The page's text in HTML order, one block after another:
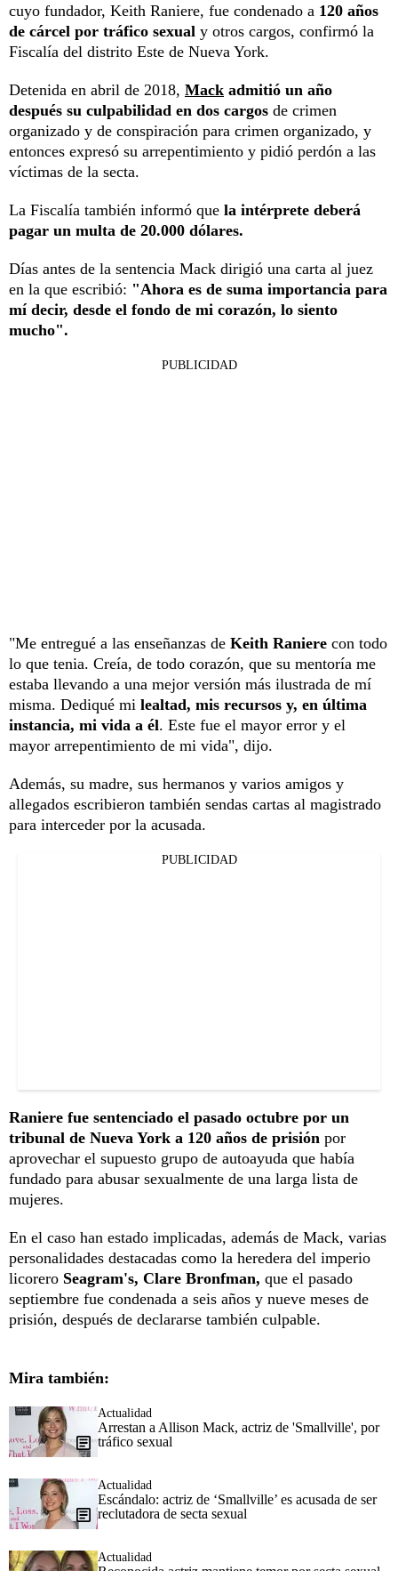
cuyo fundador, Keith Raniere, fue condenado a 120 años
de cárcel por tráfico sexual y otros cargos, confirmó la
Fiscalía del distrito Este de Nueva York.
Detenida en abril de 2018, Mack admitió un año
después su culpabilidad en dos cargos de crimen
organizado y de conspiración para crimen organizado, y
entonces expresó su arrepentimiento y pidió perdón a las
víctimas de la secta.
La Fiscalía también informó que la intérprete deberá
pagar un multa de 20.000 dólares.
Días antes de la sentencia Mack dirigió una carta al juez
en la que escribió: "Ahora es de suma importancia para
mí decir, desde el fondo de mi corazón, lo siento
mucho".
PUBLICIDAD
"Me entregué a las enseñanzas de Keith Raniere con todo
lo que tenia. Creía, de todo corazón, que su mentoría me
estaba llevando a una mejor versión más ilustrada de mí
misma. Dediqué mi lealtad, mis recursos y, en última
instancia, mi vida a él. Este fue el mayor error y el
mayor arrepentimiento de mi vida", dijo.
Además, su madre, sus hermanos y varios amigos y
allegados escribieron también sendas cartas al magistrado
para interceder por la acusada.
PUBLICIDAD
Raniere fue sentenciado el pasado octubre por un
tribunal de Nueva York a 120 años de prisión por
aprovechar el supuesto grupo de autoayuda que había
fundado para abusar sexualmente de una larga lista de
mujeres.
En el caso han estado implicadas, además de Mack, varias
personalidades destacadas como la heredera del imperio
licorero Seagram's, Clare Bronfman, que el pasado
septiembre fue condenada a seis años y nueve meses de
prisión, después de declararse también culpable.
Mira también:
Actualidad
Arrestan a Allison Mack, actriz de 'Smallville', por
tráfico sexual
Actualidad
Escándalo: actriz de ‘Smallville’ es acusada de ser
reclutadora de secta sexual
Actualidad